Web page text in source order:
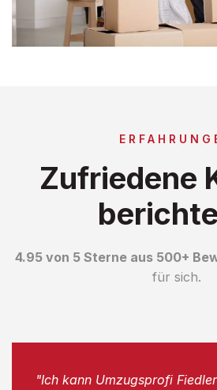
Zufriedene
4.95 von 5 Sterne aus 500+
für sich.
"Ich kann Umzugsprofi